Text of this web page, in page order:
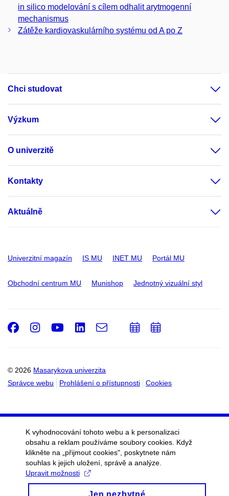
in silico modelování s cílem odhalit arytmogenní
mechanismus
Zátěže kardiovaskulárního systému od A po Z
Chci studovat
Výzkum
O univerzitě
Kontakty
Aktuálně
Univerzitní magazín IS MU INET MU Portál MU
Obchodní centrum MU Munishop Jednotný vizuální styl
© 2026 Masarykova univerzita
Správce webu
Prohlášení o přístupnosti Cookies
Facebook
Instagram
Youtube
LinkedIn
e-
PřidatPřidat
K vyhodnocování tohoto webu a k personalizaci
obsahu a reklam používáme soubory cookies. Když
klikněte na „přijmout cookies", poskytnete nám
souhlas k jejich uložení, správě a analýze.
Upravit možnosti
Jen nezbytné